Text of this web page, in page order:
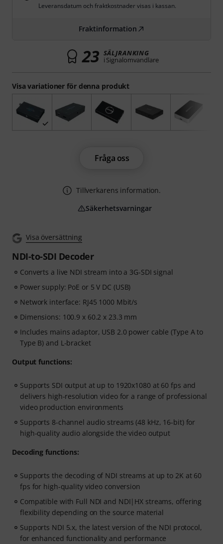
Visa översättning
NDI-to-SDI Decoder
Converts a live NDI stream into a 3G-SDI signal
Power supply: PoE or 5 V DC (USB)
Network interface: RJ45 1000 Mbit/s
Dimensions: 100.9 x 60.2 x 23.3 mm
Includes mains adaptor, USB 2.0 power cable (Type A to
Type B) and L-bracket
Output functions:
Supports SDI output at up to 1920x1080 at 60 fps and
delivers high-resolution video for a range of professional
video production environments
Supports 8-channel audio streams (48 kHz, 16-bit) for
high-quality audio alongside the video output
Decoding functions:
Supports the decoding of NDI streams at up to 2K at 60
fps for high-quality video conversion
Compatible with Full NDI and NDI|HX streams, offering
flexibility depending on the source material
Supports NDI 5.x, the latest version of the NDI protocol,
for enhanced functionality and performance
Visa variationer för denna produkt
Leveransdatum och fraktkostnader visas i kassan.
Fraktinformation
23 SÄLJRANKING
i Signalomvandlare
Fråga oss
Tillverkarens information.
Säkerhetsvarningar